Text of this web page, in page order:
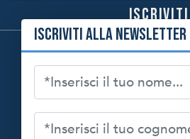
Iscriviti
Iscriviti alla newsletter